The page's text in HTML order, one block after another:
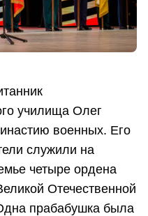
училища Олег
военных. Его
служили на
четыре ордена
Отечественной
прабабушка была